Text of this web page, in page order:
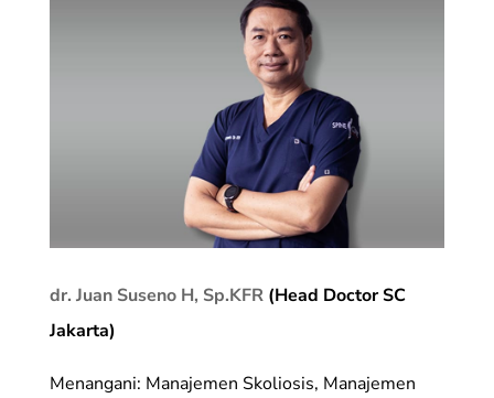
dr. Juan Suseno H, Sp.KFR(Head Doctor SC
Jakarta)
Menangani: Manajemen Skoliosis, Manajemen